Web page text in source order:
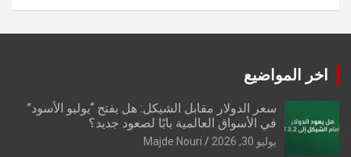
اخر المواضيع
سعر الدولار مقابل الشيكل: هل يفتح “يوليو الأسود”
في الأسواق العالمية بابًا لصعود جديد؟
يوليو 30, 2026 Majde Nouri